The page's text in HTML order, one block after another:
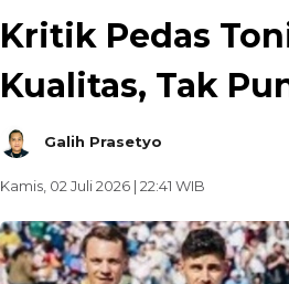
Kritik Pedas
Kualitas, Tak
Galih Prasetyo
Kamis, 02 Juli 2026 | 22:41 WIB